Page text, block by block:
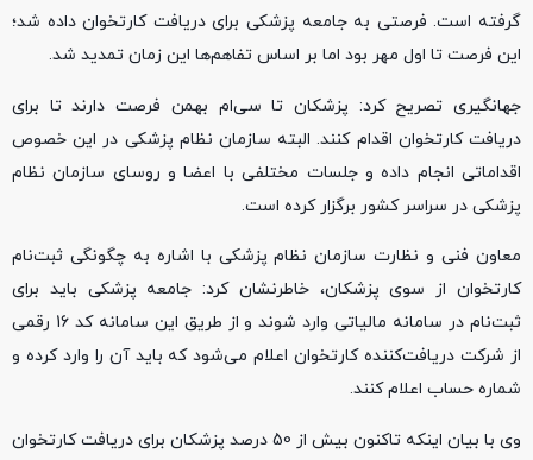
گرفته است. فرصتی به جامعه پزشکی برای دریافت کارتخوان داده شد؛
این فرصت تا اول مهر بود اما بر اساس تفاهم‌ها این زمان تمدید شد.
جهانگیری تصریح کرد: پزشکان تا سی‌ام بهمن فرصت دارند تا برای
دریافت کارتخوان اقدام کنند. البته سازمان نظام پزشکی در این خصوص
اقداماتی انجام داده و جلسات مختلفی با اعضا و روسای سازمان نظام
پزشکی در سراسر کشور برگزار کرده است.
معاون فنی و نظارت سازمان نظام پزشکی با اشاره به چگونگی ثبت‌نام
کارتخوان از سوی پزشکان، خاطرنشان کرد: جامعه پزشکی باید برای
ثبت‌نام در سامانه مالیاتی وارد شوند و از طریق این سامانه کد 16 رقمی
از شرکت دریافت‌کننده کارتخوان اعلام می‌شود که باید آن را وارد کرده و
شماره حساب اعلام کنند.
وی با بیان اینکه تاکنون بیش از 50 درصد پزشکان برای دریافت کارتخوان